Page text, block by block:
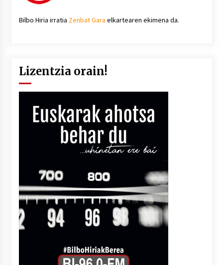
Bilbo Hiria irratia Zenbat Gara elkartearen ekimena da.
Lizentzia orain!